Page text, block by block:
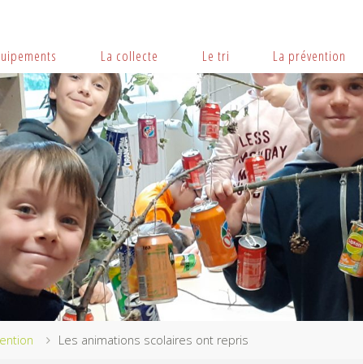
La collecte Le tri La prévention
Les animations scolaires ont repris